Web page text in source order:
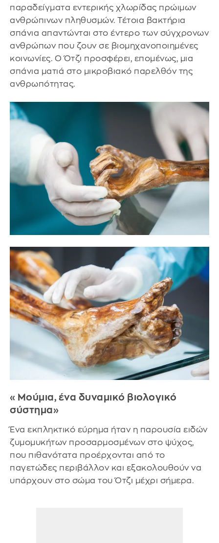
παραδείγματα εντερικής χλωρίδας πρώιμων
ανθρώπινων πληθυσμών. Τέτοια βακτήρια
σπάνια απαντώνται στο έντερο των σύγχρονων
ανθρώπων που ζουν σε βιομηχανοποιημένες
κοινωνίες. Ο Ότζι προσφέρει, επομένως, μια
σπάνια ματιά στο μικροβιακό παρελθόν της
ανθρωπότητας.
«Μούμια, ένα δυναμικό βιολογικό
σύστημα»
Ένα εκπληκτικό εύρημα ήταν η παρουσία ειδών
ζυμομυκήτων προσαρμοσμένων στο ψύχος,
που πιθανότατα προέρχονται από το
παγετώδες περιβάλλον και εξακολουθούν να
υπάρχουν στο σώμα του Ότζι μέχρι σήμερα.